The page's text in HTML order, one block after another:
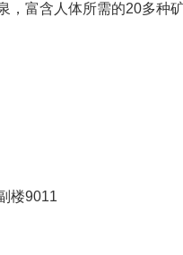
，富含人体所需的20多种
楼9011